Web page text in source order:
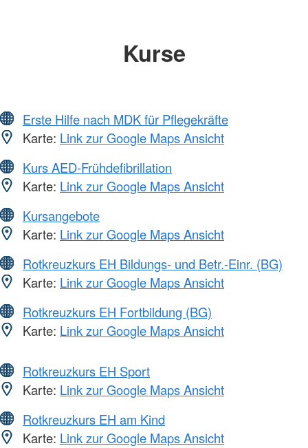
Kurse
Erste Hilfe nach MDK für Pflegekräfte
Karte: Link zur Google Maps Ansicht
Kurs AED-Frühdefibrillation
Karte: Link zur Google Maps Ansicht
Kursangebote
Karte: Link zur Google Maps Ansicht
Rotkreuzkurs EH Bildungs- und Betr.-Einr. (BG)
Karte: Link zur Google Maps Ansicht
Rotkreuzkurs EH Fortbildung (BG)
Karte: Link zur Google Maps Ansicht
Rotkreuzkurs EH Sport
Karte: Link zur Google Maps Ansicht
Rotkreuzkurs EH am Kind
Karte: Link zur Google Maps Ansicht